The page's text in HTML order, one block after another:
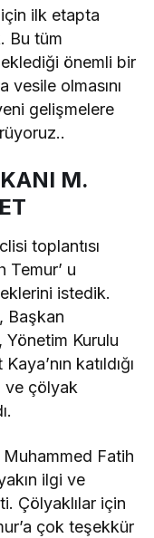
ilk etapta
Bu tüm
önemli bir
vesile olmasını
gelişmelere
M.
toplantısı
Temur’ u
istedik.
Başkan
Yönetim Kurulu
katıldığı
ve çölyak
Fatih
ilgi ve
Çölyaklılar için
çok teşekkür